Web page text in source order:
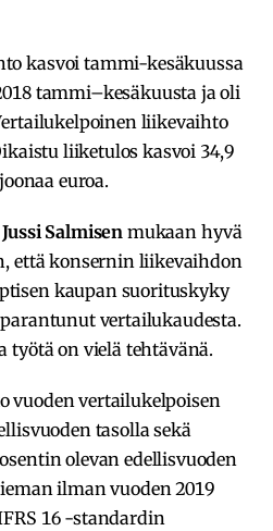
kasvoi tammi-kesäkuussa
tammi–kesäkuusta ja oli
liikevaihto
liiketulos kasvoi 34,9
euroa.
Jussi Salmisen mukaan hyvä
että konsernin liikevaihdon
kaupan suorituskyky
vertailukaudesta.
työtä on vielä tehtävänä.
vuoden vertailukelpoisen
tasolla sekä
olevan edellisvuoden
ilman vuoden 2019
16 -standardin